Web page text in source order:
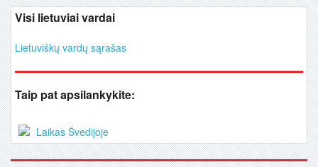
Visi lietuviai vardai
Lietuviškų vardų sąrašas
Taip pat apsilankykite:
Laikas Švedijoje